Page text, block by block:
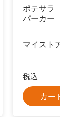
ポテサラ
パーカ
マイスト
税込
カー